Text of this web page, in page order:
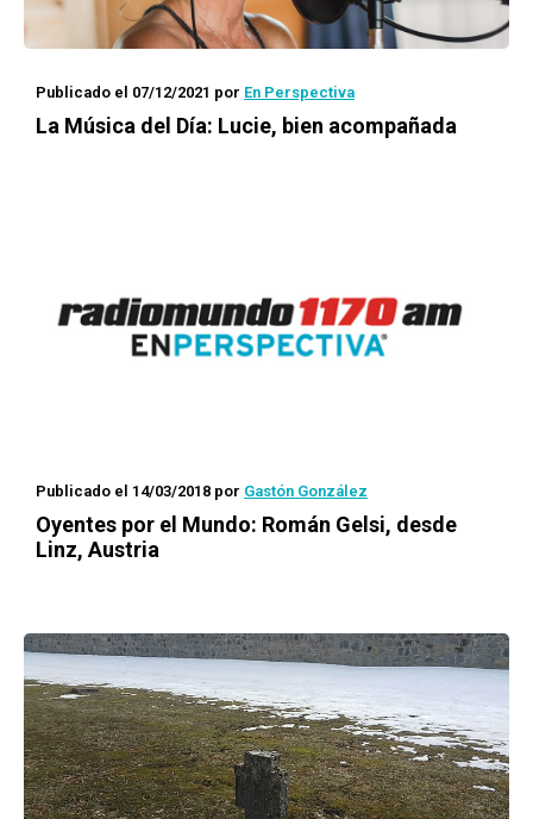
Publicado el 07/12/2021 por En Perspectiva
La Música del Día: Lucie, bien acompañada
Publicado el 14/03/2018 por Gastón González
Oyentes por el Mundo: Román Gelsi, desde
Linz, Austria